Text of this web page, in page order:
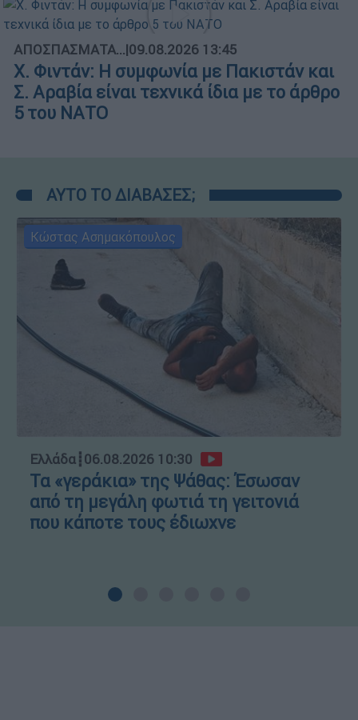
ΑΠΟΣΠΑΣΜΑΤΑ...|09.08.2026 13:45
X. Φιντάν: Η συμφωνία με Πακιστάν και
Σ. Αραβία είναι τεχνικά ίδια με το άρθρο
5 του ΝΑΤΟ
ΑΥΤΟ ΤΟ ΔΙΑΒΑΣΕΣ;
Κώστας Ασημακόπουλος
Ελλάδα┋06.08.2026 10:30
Τα «γεράκια» της Ψάθας: Έσωσαν
από τη μεγάλη φωτιά τη γειτονιά
που κάποτε τους έδιωχνε